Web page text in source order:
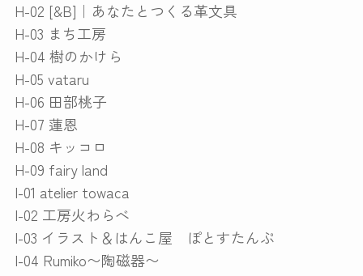
H-02 [&B]｜あなたとつくる革文具
H-03 まち工房
H-04 樹のかけら
H-05 vataru
H-06 田部桃子
H-07 蓮恩
H-08 キッコロ
H-09 fairy land
I-01 atelier towaca
I-02 工房火わらべ
I-03 イラスト＆はんこ屋 ぽとすたんぷ
I-04 Rumiko〜陶磁器〜